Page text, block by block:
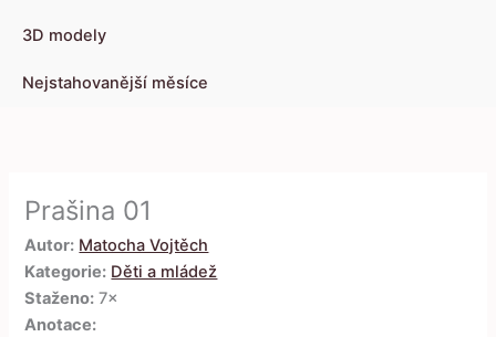
3D modely
Nejstahovanější měsíce
Prašina 01
Autor: Matocha Vojtěch
Kategorie: Děti a mládež
Staženo: 7×
Anotace: